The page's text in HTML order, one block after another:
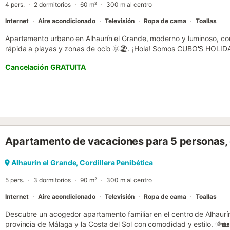
4 pers. 2 dormitorios 60 m² 300 m al centro
Internet Aire acondicionado Televisión Ropa de cama Toallas
Apartamento urbano en Alhaurín el Grande, moderno y luminoso,
rápida a playas y zonas de ocio 🌞🏖️. ¡Hola! Somos CUBO'S
Grande, ideal para hasta 4 personas, con dos dormitorios bien
garantiza comodidad y descanso. Su salón comedor luminoso se
preocupaciones. El apartamento ofrece climatización eficiente
individuales, es perfecto para los más pequeños, incluyendo
locales de ocio, con fácil acceso a servicios de transporte y
ascensor para mayor comodida...
Cancelación GRATUITA
Apartamento de vacaciones para 5
Alhaurín el Grande, Cordillera Penibética
5 pers. 3 dormitorios 90 m² 300 m al centro
Internet Aire acondicionado Televisión Ropa de cama Toallas
Descubre un acogedor apartamento familiar en el centro de
provincia de Málaga y la Costa del Sol con comodidad y estilo. 🌞🏡